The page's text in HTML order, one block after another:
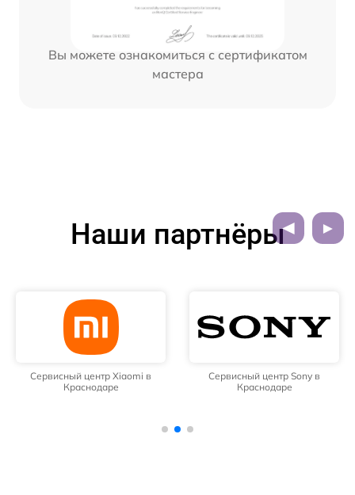
Вы можете ознакомиться с сертификатом
мастера
Наши партнёры
Сервисный центр Xiaomi в
Краснодаре
Сервисный центр Sony в
Краснодаре